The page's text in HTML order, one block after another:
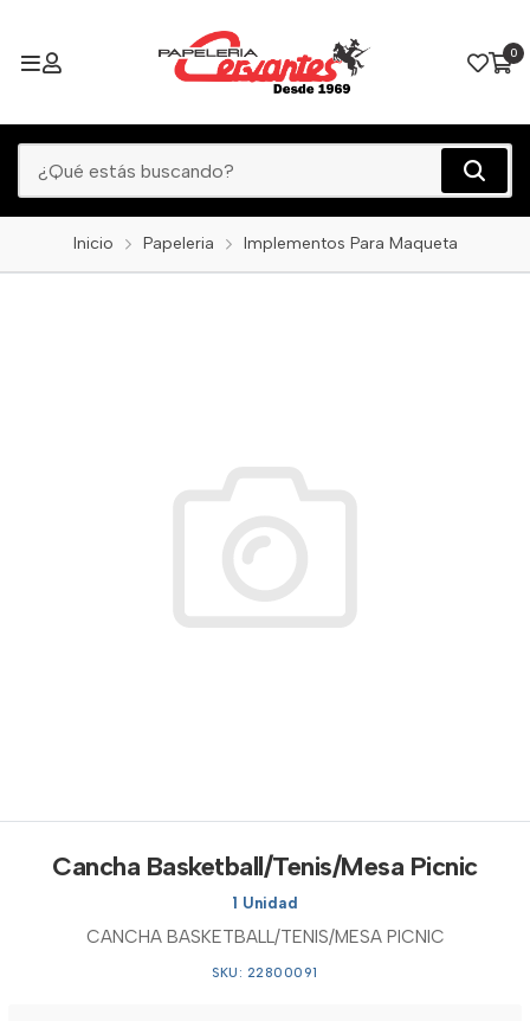
0
Inicio Papeleria Implementos Para Maqueta
Cancha Basketball/Tenis/Mesa Picnic
1 Unidad
CANCHA BASKETBALL/TENIS/MESA PICNIC
SKU: 22800091